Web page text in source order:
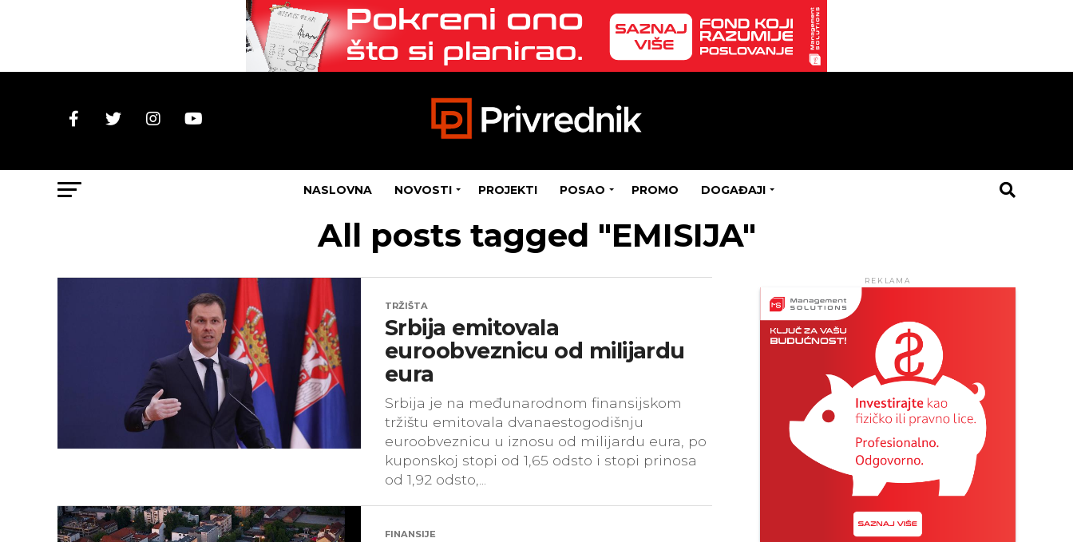
NASLOVNA NOVOSTI PROJEKTI POSAO PROMO DOGAĐAJI
All posts tagged "EMISIJA"
TRŽIŠTA
Srbija emitovala
euroobveznicu od milijardu
eura
Srbija je na međunarodnom finansijskom
tržištu emitovala dvanaestogodišnju
euroobveznicu u iznosu od milijardu eura, po
kuponskoj stopi od 1,65 odsto i stopi prinosa
od 1,92 odsto,...
FINANSIJE
REKLAMA